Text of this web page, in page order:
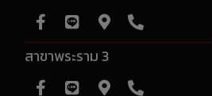
สาขาพระราม 3